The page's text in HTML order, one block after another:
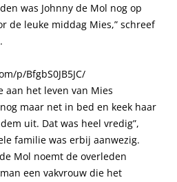
was Johnny de Mol nog op
de leuke middag Mies,” schreef
p/BfgbS0JB5JC/
aan het leven van Mies
maar net in bed en keek haar
uit. Dat was heel vredig”,
familie was erbij aanwezig.
Mol noemt de overleden
een vakvrouw die het